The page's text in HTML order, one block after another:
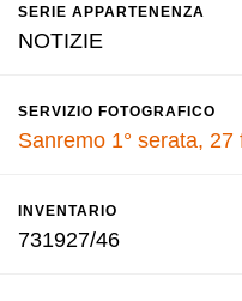
SERIE APPARTENENZA
NOTIZIE
SERVIZIO FOTOGRAFICO
Sanremo 1° serata,
INVENTARIO
731927/46